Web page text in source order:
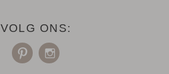
VOLG ONS: